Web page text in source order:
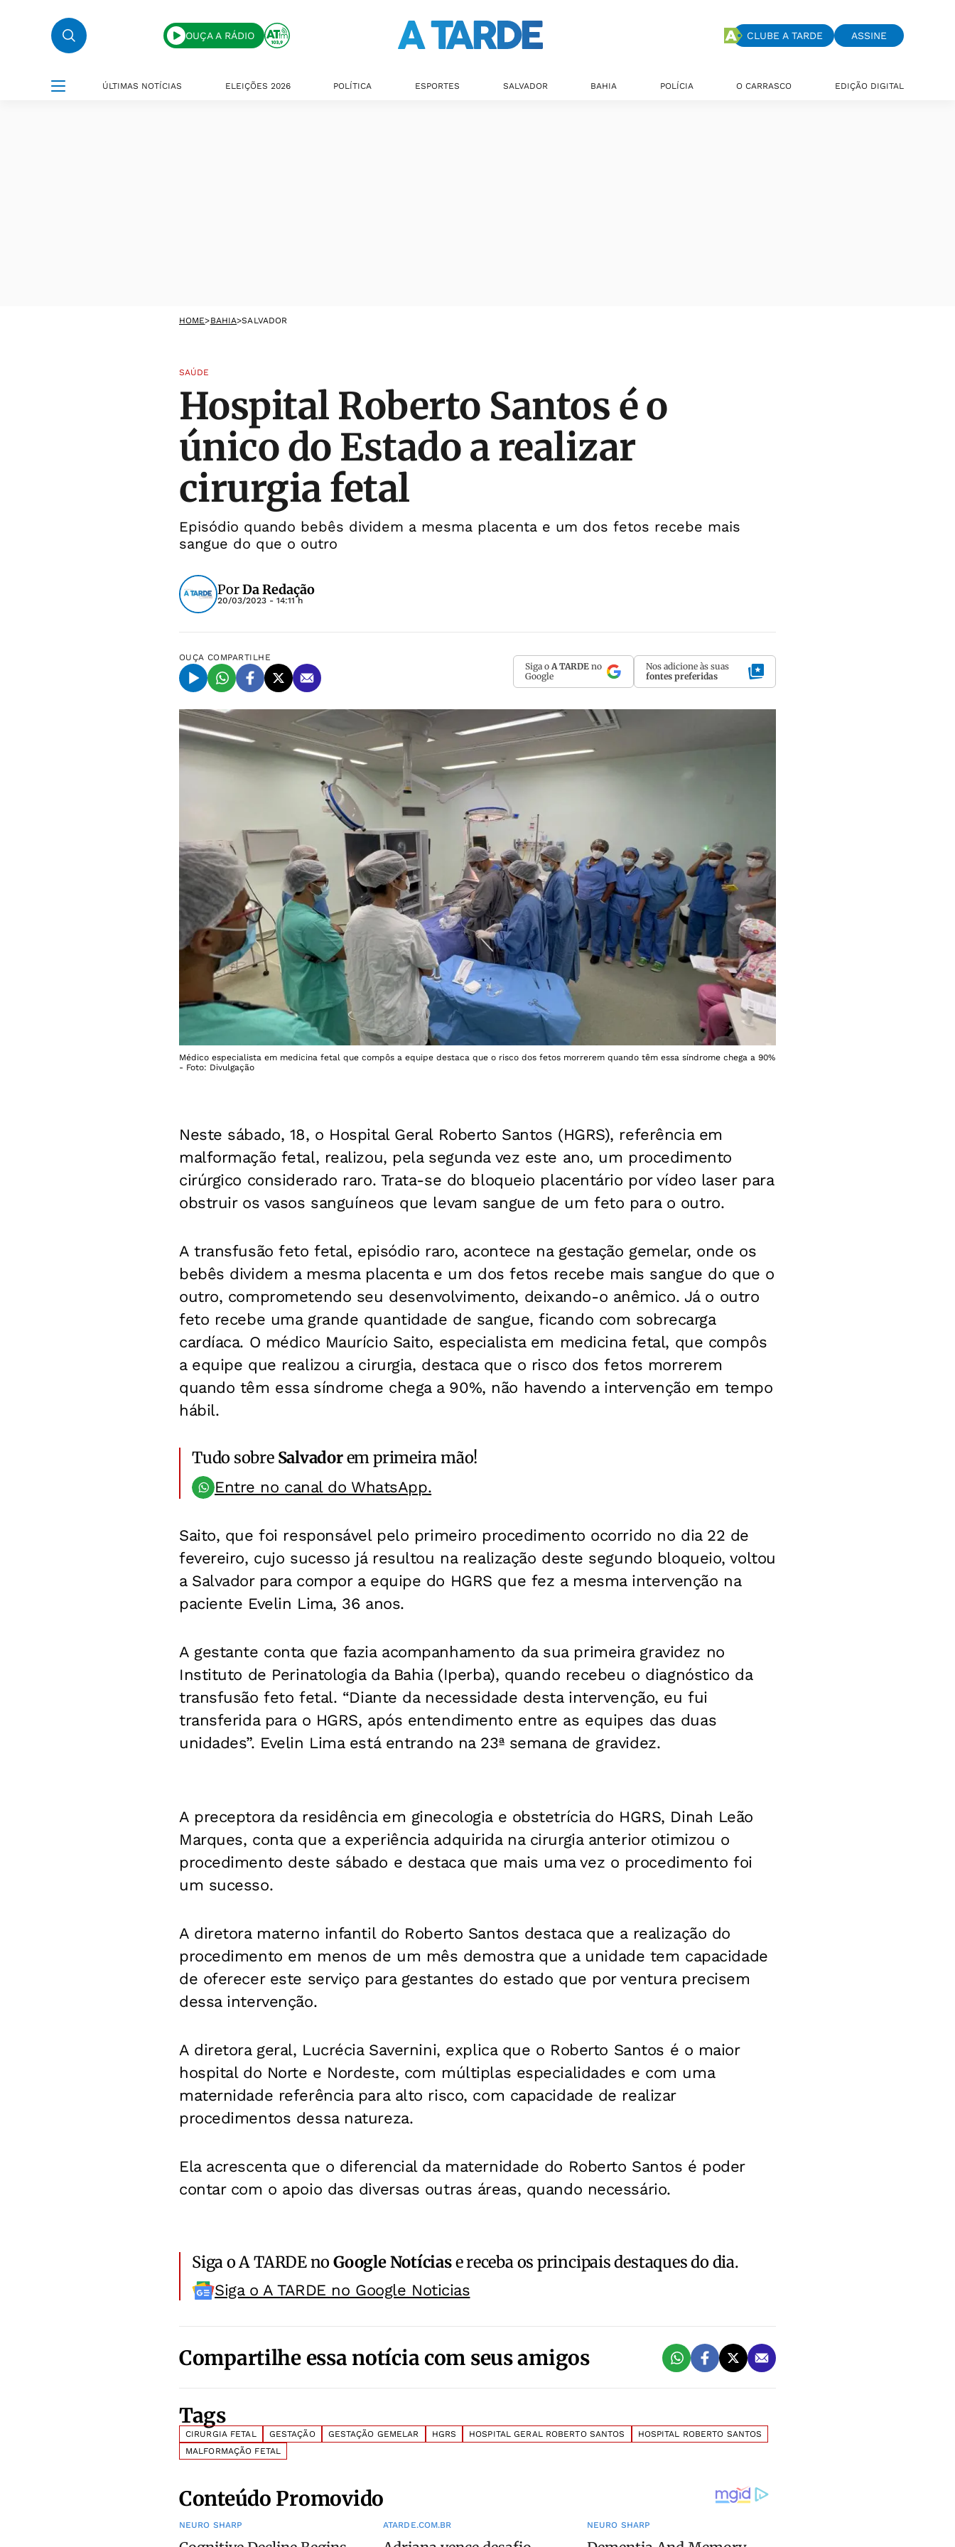
OUÇA A RÁDIO CLUBE A TARDE ASSINE
ÚLTIMAS NOTÍCIAS ELEIÇÕES 2026 POLÍTICA ESPORTES SALVADOR BAHIA POLÍCIA O CARRASCO EDIÇÃO DIGITAL
HOME>BAHIA>SALVADOR
SAÚDE
Hospital Roberto Santos é o
único do Estado a realizar
cirurgia fetal
Episódio quando bebês dividem a mesma placenta e um dos fetos recebe mais
sangue do que o outro
PorDa Redação
20/03/2023 - 14:11 h
OUÇA COMPARTILHE
Siga o A TARDE no
Google
Nos adicione às suas
fontes preferidas
Médico especialista em medicina fetal que compôs a equipe destaca que o risco dos fetos morrerem quando têm essa síndrome chega a 90%
- Foto: Divulgação
Neste sábado, 18, o Hospital Geral Roberto Santos (HGRS), referência em
malformação fetal, realizou, pela segunda vez este ano, um procedimento
cirúrgico considerado raro. Trata-se do bloqueio placentário por vídeo laser para
obstruir os vasos sanguíneos que levam sangue de um feto para o outro.
A transfusão feto fetal, episódio raro, acontece na gestação gemelar, onde os
bebês dividem a mesma placenta e um dos fetos recebe mais sangue do que o
outro, comprometendo seu desenvolvimento, deixando-o anêmico. Já o outro
feto recebe uma grande quantidade de sangue, ficando com sobrecarga
cardíaca. O médico Maurício Saito, especialista em medicina fetal, que compôs
a equipe que realizou a cirurgia, destaca que o risco dos fetos morrerem
quando têm essa síndrome chega a 90%, não havendo a intervenção em tempo
hábil.
Tudo sobre Salvadorem primeira mão!
Entre no canal do WhatsApp.
Saito, que foi responsável pelo primeiro procedimento ocorrido no dia 22 de
fevereiro, cujo sucesso já resultou na realização deste segundo bloqueio, voltou
a Salvador para compor a equipe do HGRS que fez a mesma intervenção na
paciente Evelin Lima, 36 anos.
A gestante conta que fazia acompanhamento da sua primeira gravidez no
Instituto de Perinatologia da Bahia (Iperba), quando recebeu o diagnóstico da
transfusão feto fetal. “Diante da necessidade desta intervenção, eu fui
transferida para o HGRS, após entendimento entre as equipes das duas
unidades”. Evelin Lima está entrando na 23ª semana de gravidez.
A preceptora da residência em ginecologia e obstetrícia do HGRS, Dinah Leão
Marques, conta que a experiência adquirida na cirurgia anterior otimizou o
procedimento deste sábado e destaca que mais uma vez o procedimento foi
um sucesso.
A diretora materno infantil do Roberto Santos destaca que a realização do
procedimento em menos de um mês demostra que a unidade tem capacidade
de oferecer este serviço para gestantes do estado que por ventura precisem
dessa intervenção.
A diretora geral, Lucrécia Savernini, explica que o Roberto Santos é o maior
hospital do Norte e Nordeste, com múltiplas especialidades e com uma
maternidade referência para alto risco, com capacidade de realizar
procedimentos dessa natureza.
Ela acrescenta que o diferencial da maternidade do Roberto Santos é poder
contar com o apoio das diversas outras áreas, quando necessário.
Siga o A TARDE noGoogle Notíciase receba os principais destaques do dia.
Siga o A TARDE no Google Noticias
Compartilhe essa notícia com seus amigos
Tags
CIRURGIA FETAL GESTAÇÃO GESTAÇÃO GEMELAR HGRS HOSPITAL GERAL ROBERTO SANTOS
HOSPITAL ROBERTO SANTOS
MALFORMAÇÃO FETAL